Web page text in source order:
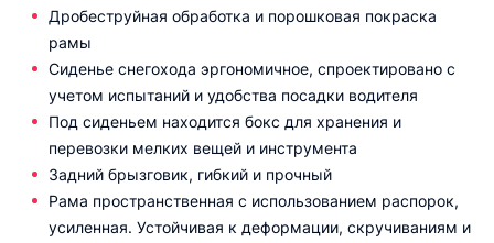
Дробеструйная обработка и порошковая покраска
рамы
Сиденье снегохода эргономичное, спроектировано с
учетом испытаний и удобства посадки водителя
Под сиденьем находится бокс для хранения и
перевозки мелких вещей и инструмента
Задний брызговик, гибкий и прочный
Рама пространственная с использованием распорок,
усиленная. Устойчивая к деформации, скручиваниям и